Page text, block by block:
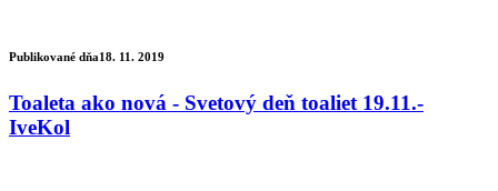
Publikované dňa18. 11. 2019
Toaleta ako nová - Svetový deň toaliet 19.11.-
IveKol